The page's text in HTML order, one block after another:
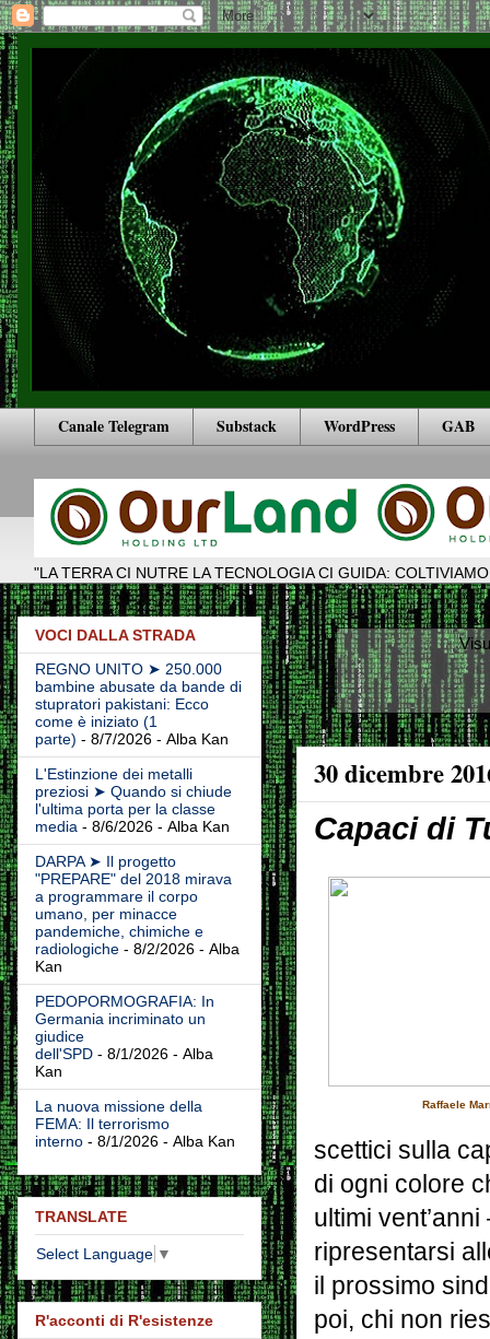
Canale Telegram Substack WordPress GAB
"LA TERRA CI NUTRE LA TECNOLOGIA CI GUIDA:
30 dicembre
Capaci di
Raffaele
scettici sulla
di ogni colore
ultimi
ripresentarsi
il prossimo
poi, chi non
VOCI DALLA STRADA
REGNO UNITO ➤ 250.000
bambine abusate da bande di
stupratori pakistani: Ecco
come è iniziato (1
parte) - 8/7/2026 - Alba Kan
L'Estinzione dei metalli
preziosi ➤ Quando si chiude
l'ultima porta per la classe
media - 8/6/2026 - Alba Kan
DARPA ➤ Il progetto
"PREPARE" del 2018 mirava
a programmare il corpo
umano, per minacce
pandemiche, chimiche e
radiologiche - 8/2/2026 - Alba
Kan
PEDOPORMOGRAFIA: In
Germania incriminato un
giudice
dell'SPD - 8/1/2026 - Alba
Kan
La nuova missione della
FEMA: Il terrorismo
interno - 8/1/2026 - Alba Kan
TRANSLATE
Select Language ▼
R'acconti di R'esistenze